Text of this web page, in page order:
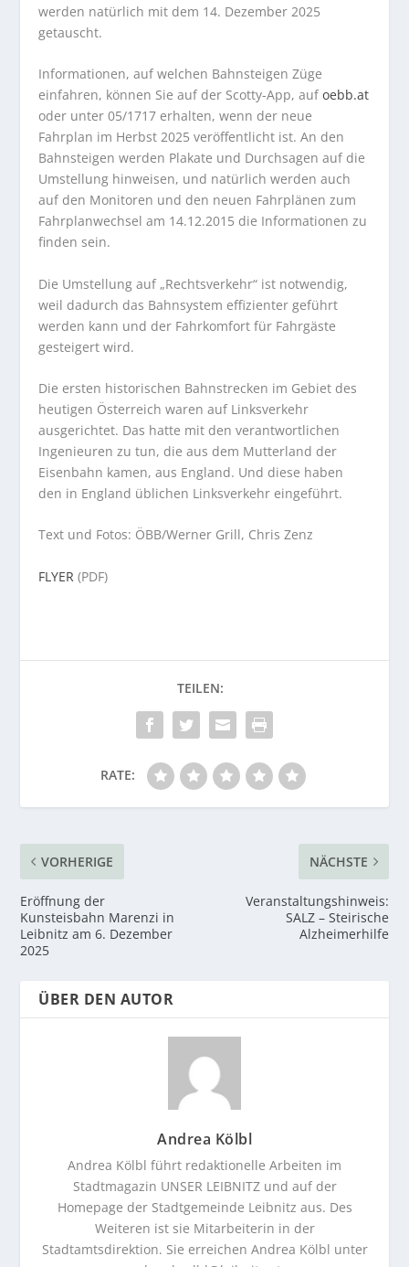
werden natürlich mit dem 14. Dezember 2025
getauscht.
Informationen, auf welchen Bahnsteigen Züge
einfahren, können Sie auf der Scotty-App, aufoebb.at
oder unter 05/1717 erhalten, wenn der neue
Fahrplan im Herbst 2025 veröffentlicht ist. An den
Bahnsteigen werden Plakate und Durchsagen auf die
Umstellung hinweisen, und natürlich werden auch
auf den Monitoren und den neuen Fahrplänen zum
Fahrplanwechsel am 14.12.2015 die Informationen zu
finden sein.
Die Umstellung auf „Rechtsverkehr“ ist notwendig,
weil dadurch das Bahnsystem effizienter geführt
werden kann und der Fahrkomfort für Fahrgäste
gesteigert wird.
Die ersten historischen Bahnstrecken im Gebiet des
heutigen Österreich waren auf Linksverkehr
ausgerichtet. Das hatte mit den verantwortlichen
Ingenieuren zu tun, die aus dem Mutterland der
Eisenbahn kamen, aus England. Und diese haben
den in England üblichen Linksverkehr eingeführt.
Text und Fotos: ÖBB/Werner Grill, Chris Zenz
FLYER(PDF)
RATE:
VORHERIGE
Eröffnung der
Kunsteisbahn Marenzi in
Leibnitz am 6. Dezember
2025
NÄCHSTE
Veranstaltungshinweis:
SALZ – Steirische
Alzheimerhilfe
ÜBER DEN AUTOR
Andrea Kölbl
Andrea Kölbl führt redaktionelle Arbeiten im
Stadtmagazin UNSER LEIBNITZ und auf der
Homepage der Stadtgemeinde Leibnitz aus. Des
Weiteren ist sie Mitarbeiterin in der
Stadtamtsdirektion. Sie erreichen Andrea Kölbl unter